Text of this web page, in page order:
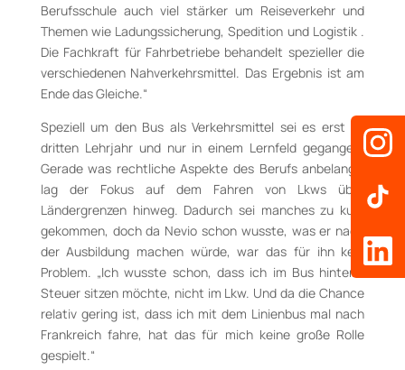
Berufsschule auch viel stärker um Reiseverkehr und
Themen wie Ladungssicherung, Spedition und Logistik .
Die Fachkraft für Fahrbetriebe behandelt spezieller die
verschiedenen Nahverkehrsmittel. Das Ergebnis ist am
Ende das Gleiche.“
Speziell um den Bus als Verkehrsmittel sei es erst im
dritten Lehrjahr und nur in einem Lernfeld gegangen.
Gerade was rechtliche Aspekte des Berufs anbelangt,
lag der Fokus auf dem Fahren von Lkws über
Ländergrenzen hinweg. Dadurch sei manches zu kurz
gekommen, doch da Nevio schon wusste, was er nach
der Ausbildung machen würde, war das für ihn kein
Problem. „Ich wusste schon, dass ich im Bus hinterm
Steuer sitzen möchte, nicht im Lkw. Und da die Chance
relativ gering ist, dass ich mit dem Linienbus mal nach
Frankreich fahre, hat das für mich keine große Rolle
gespielt.“